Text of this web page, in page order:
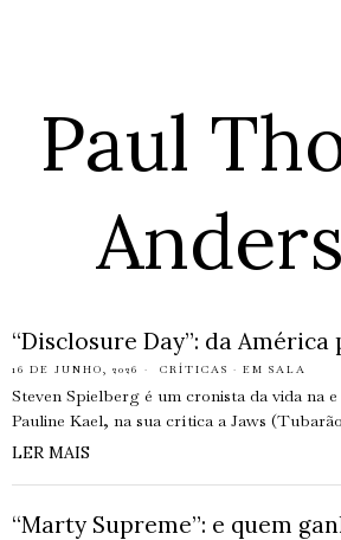
Paul
“Disclosure Day”: da
16 DE JUNHO, 2026 CRÍTICAS · EM SALA
Steven Spielberg é um cronista da vida na
Pauline Kael, na sua crítica a Jaws
LER MAIS
“Marty Supreme”: e quem